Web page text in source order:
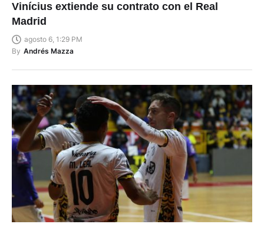
Vinícius extiende su contrato con el Real
Madrid
agosto 6, 1:29 PM
By Andrés Mazza